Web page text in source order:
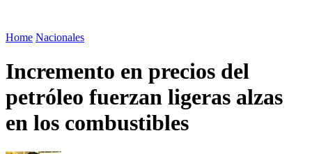
Home Nacionales
Incremento en precios del
petróleo fuerzan ligeras alzas
en los combustibles